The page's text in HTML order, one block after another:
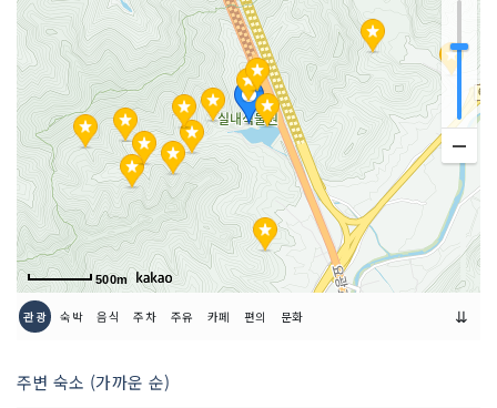
500m
관광 숙박 음식 주차 주유 카페 편의 문화 ⇊
주변 숙소 (가까운 순)